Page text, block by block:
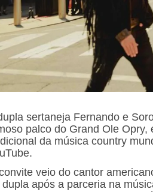
sertaneja Fernando e
palco do Grand Ole
da música country
veio do cantor
dupla após a parceria na